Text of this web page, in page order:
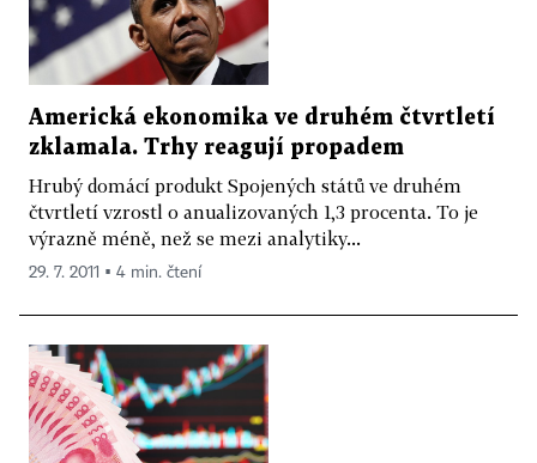
Americká ekonomika ve druhém čtvrtletí
zklamala. Trhy reagují propadem
Hrubý domácí produkt Spojených států ve druhém
čtvrtletí vzrostl o anualizovaných 1,3 procenta. To je
výrazně méně, než se mezi analytiky...
29. 7. 2011 ▪ 4 min. čtení